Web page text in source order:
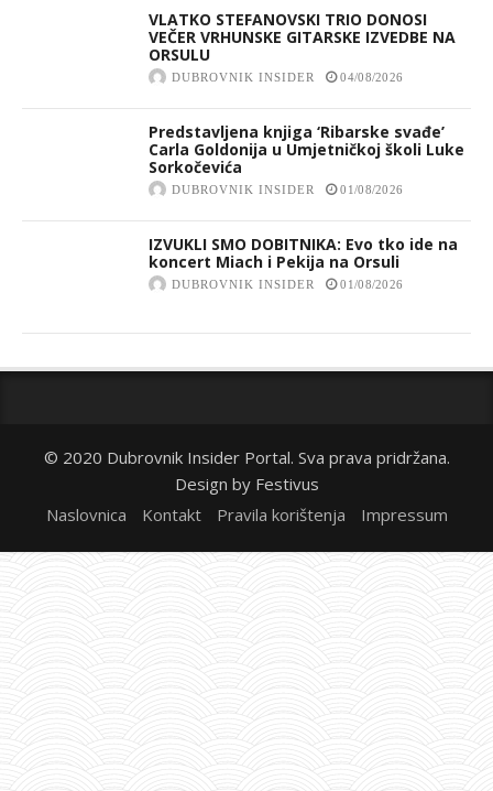
VLATKO STEFANOVSKI TRIO DONOSI
VEČER VRHUNSKE GITARSKE IZVEDBE NA
ORSULU
DUBROVNIK INSIDER 04/08/2026
Predstavljena knjiga ‘Ribarske svađe’
Carla Goldonija u Umjetničkoj školi Luke
Sorkočevića
DUBROVNIK INSIDER 01/08/2026
IZVUKLI SMO DOBITNIKA: Evo tko ide na
koncert Miach i Pekija na Orsuli
DUBROVNIK INSIDER 01/08/2026
© 2020 Dubrovnik Insider Portal. Sva prava pridržana.
Design by Festivus
Naslovnica
Kontakt Pravila korištenja Impressum